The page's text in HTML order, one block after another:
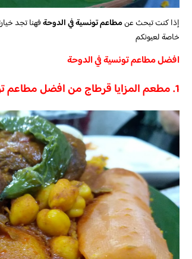
إذا كنت تبحث عنمطاعم تونسية في الدوحةفهنا تجد
خاصة لعيونكم
افضل مطاعم تونسية في الدوحة
1. مطعم المزايا قرطاج من افضل مطاعم تونسية في الدوحة